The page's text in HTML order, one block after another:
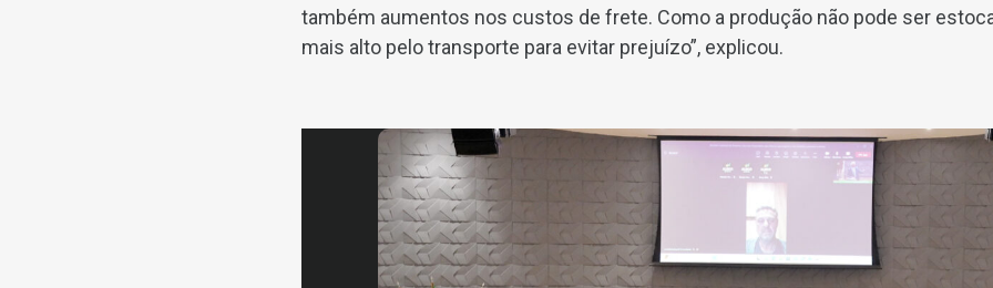
também aumentos nos custos de frete. Como a produção não pode ser
mais alto pelo transporte para evitar prejuízo”, explicou.